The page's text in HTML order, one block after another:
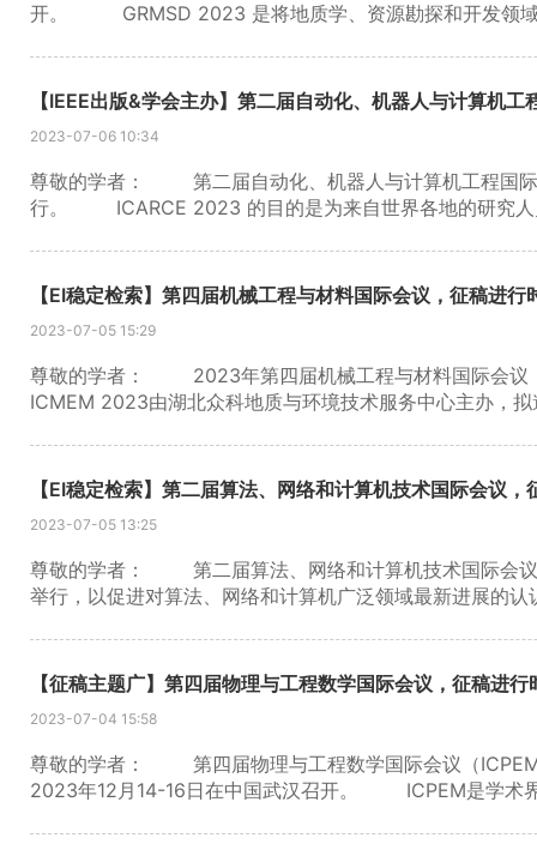
开。 GRMSD 2023 是将地质学、资源勘探和开发领域
日期：2023年12月5日 在线投稿 提交给 GRMSD
文将由澳西诺学术出版社出版为GRMSD 2023会议论
（SCI收录） ◆ 土木工程进展，ISSN：1687-8086
3.498。 更多信息可在 GRMSD 2023 查看。
【IEEE出版&学会主办】第二届自动化、机器人与计算机
2023-07-06 10:34
尊敬的学者： 第二届自动化、机器人与计算机工程国
行。 ICARCE 2023 的目的是为来自世界各地的研究人
11月22日 在线投稿 所有提交的论文都将经过 国际研
文（注册和提交）将发表在 ICARCE 2023 会议论文集上
将被提交以包含在 IEEE Xplore 中。 更多信息可在
【EI稳定检索】第四届机械工程与材料国际会议，征稿进行
2023-07-05 15:29
尊敬的学者： 2023年第四届机械工程与材料国际会议
ICMEM 2023由湖北众科地质与环境技术服务中心主办，
领域分享观点和经验的理想平台。 截稿日期：2023
2-3位专家的同行评审后，所有被接受的论文将发表到国
ICMEM 2022 会议记录的录用论文已于 2023 年 2 月
Publication (Volume: 2437) 发表。出版详情链接：
ICMEM 2021 已于 2021 年 11 月 19 日以在线会议的形式
2101），链接：https ://iopscience.iop.org/issue/
举行。出版物：Mechanisms and Machine Science（卷
收录。 更多信息可在ICMEM 2023查看。
【EI稳定检索】第二届算法、网络和计算机技术国际会议，
2023-07-05 13:25
尊敬的学者： 第二届算法、网络和计算机技术国际会
举行，以促进对算法、网络和计算机广泛领域最新进展的
行演示和研讨会。诚挚邀请您向 ICANCT 2023 提交
的论文都将经过 国际研究人员严格的全面同行评审流程
2023 会议论文集上，该论文集将被 EI Compendex 检
检索。 更多信息可在 ICANCT 2023 查看。
【征稿主题广】第四届物理与工程数学国际会议，征稿进行
2023-07-04 15:58
尊敬的学者： 第四届物理与工程数学国际会议（
2023年12月14-16日在中国武汉召开。 ICPEM是学术界